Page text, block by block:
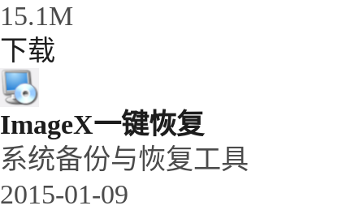
15.1M
下载
ImageX一键恢复
系统备份与恢复工具
2015-01-09